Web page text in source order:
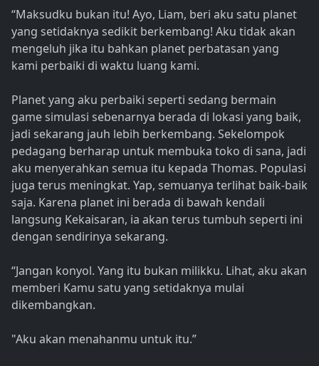
“Maksudku bukan itu! Ayo, Liam, beri aku satu planet
yang setidaknya sedikit berkembang! Aku tidak akan
mengeluh jika itu bahkan planet perbatasan yang
kami perbaiki di waktu luang kami.
Planet yang aku perbaiki seperti sedang bermain
game simulasi sebenarnya berada di lokasi yang baik,
jadi sekarang jauh lebih berkembang. Sekelompok
pedagang berharap untuk membuka toko di sana, jadi
aku menyerahkan semua itu kepada Thomas. Populasi
juga terus meningkat. Yap, semuanya terlihat baik-baik
saja. Karena planet ini berada di bawah kendali
langsung Kekaisaran, ia akan terus tumbuh seperti ini
dengan sendirinya sekarang.
“Jangan konyol. Yang itu bukan milikku. Lihat, aku akan
memberi Kamu satu yang setidaknya mulai
dikembangkan.
"Aku akan menahanmu untuk itu.”